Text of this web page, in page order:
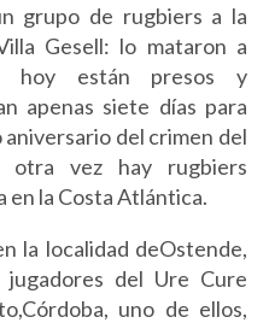
grupo de rugbiers a la
Gesell: lo mataron a
hoy están presos y
apenas siete días para
del crimen del
otra vez hay rugbiers
en la Costa Atlántica.
la localidad deOstende,
del Ure Cure
uno de ellos,